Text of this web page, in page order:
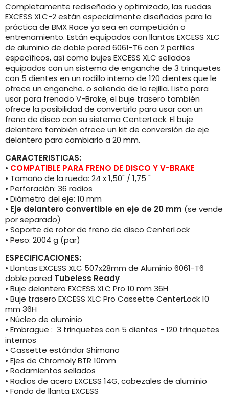
Completamente rediseñado y optimizado, las ruedas
EXCESS XLC-2 están especialmente diseñadas para la
práctica de BMX Race ya sea en competición o
entrenamiento. Están equipados con llantas EXCESS XLC
de aluminio de doble pared 6061-T6 con 2 perfiles
específicos, así como bujes EXCESS XLC sellados
equipados con un sistema de enganche de 3 trinquetes
con 5 dientes en un rodillo interno de 120 dientes que le
ofrece un enganche. o saliendo de la rejilla. Listo para
usar para frenado V-Brake, el buje trasero también
ofrece la posibilidad de convertirlo para usar con un
freno de disco con su sistema CenterLock. El buje
delantero también ofrece un kit de conversión de eje
delantero para cambiarlo a 20 mm.
CARACTERISTICAS:
• COMPATIBLE PARA FRENO DE DISCO Y V-BRAKE
• Tamaño de la rueda: 24 x 1,50" / 1,75 "
• Perforación: 36 radios
• Diámetro del eje: 10 mm
• Eje delantero convertible en eje de 20 mm (se vende
por separado)
• Soporte de rotor de freno de disco CenterLock
• Peso: 2004 g (par)
ESPECIFICACIONES:
• Llantas EXCESS XLC 507x28mm de Aluminio 6061-T6
doble pared Tubeless Ready
• Buje delantero EXCESS XLC Pro 10 mm 36H
• Buje trasero EXCESS XLC Pro Cassette CenterLock 10
mm 36H
• Núcleo de aluminio
• Embrague : 3 trinquetes con 5 dientes - 120 trinquetes
internos
• Cassette estándar Shimano
• Ejes de Chromoly BTR 10mm
• Rodamientos sellados
• Radios de acero EXCESS 14G, cabezales de aluminio
• Fondo de llanta EXCESS